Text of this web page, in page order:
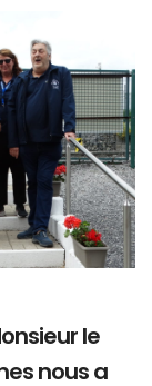
le
nous a